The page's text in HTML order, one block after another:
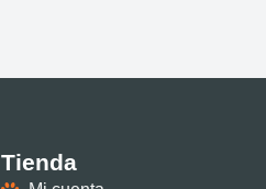
Tienda